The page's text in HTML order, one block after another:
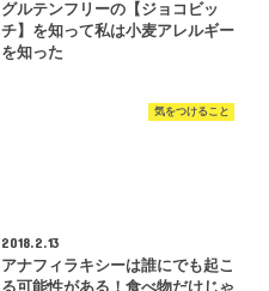
グルテンフリーの【ジョコビッ
チ】を知って私は小麦アレルギー
を知った
気をつけること
2018.2.13
アナフィラキシーは誰にでも起こ